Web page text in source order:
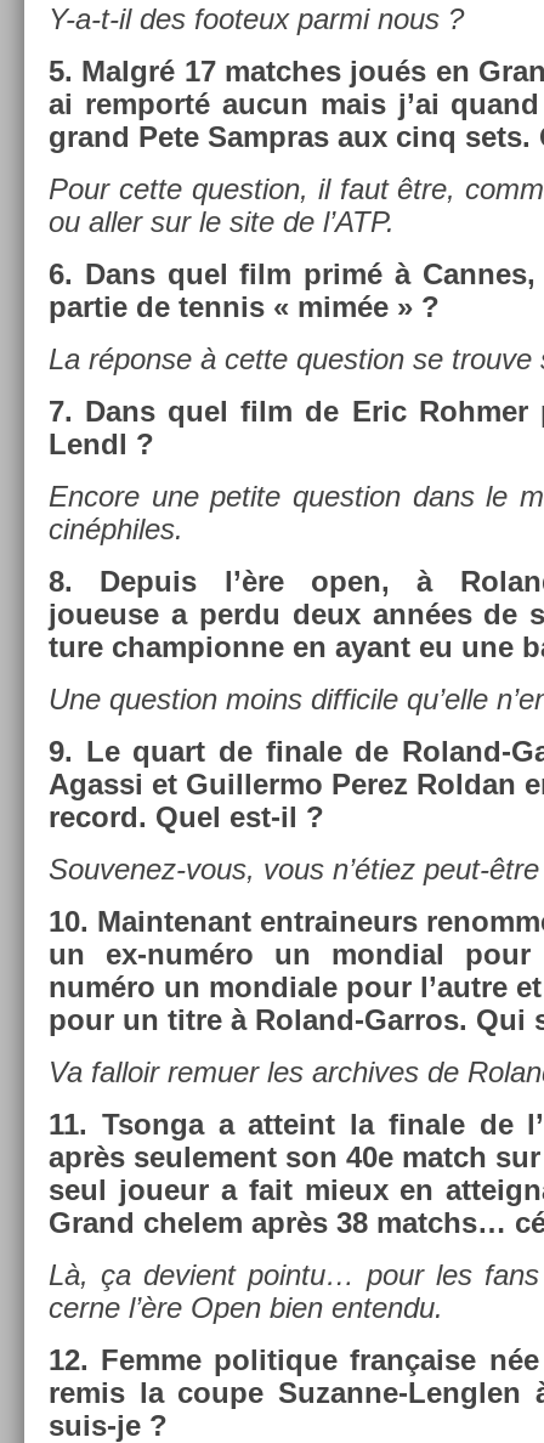
Y-a-t-il des footeux parmi nous ?
5. Malgré 17 matches joués en
ai re­mporté aucun mais j’ai
grand Pete Sampras aux cinq
Pour cette ques­tion, il faut être,
ou aller sur le site de l’ATP.
6. Dans quel film primé à
par­tie de ten­nis « mimée » ?
La réponse à cette ques­tion se trouve
7. Dans quel film de Eric Rohm­er
Lendl ?
En­core une petite ques­tion dans le
cinéphiles.
8. De­puis l’ère open, à
joueuse a perdu deux années de
ture cham­pion­ne en ayant eu une
Une ques­tion moins dif­ficile qu’elle
9. Le quart de fin­ale de Roland-
Agas­si et Guil­lermo Perez Rol­dan
re­cord. Quel est-il ?
Souvenez-vous, vous n’étiez peut-
10. Main­tenant en­traineurs
un ex-numéro un mon­di­al
numéro un mon­diale pour l’autre
pour un titre à Roland-Garros. Qui
Va fal­loir re­mu­er les archives de
11. Tson­ga a at­teint la fin­ale de
après seule­ment son 40e match
seul joueur a fait mieux en
Grand chelem après 38 matchs…
Là, ça de­vient poin­tu… pour les
cer­ne l’ère Open bien en­ten­du.
12. Femme politique française
remis la coupe Suzanne-Lenglen
suis-je ?